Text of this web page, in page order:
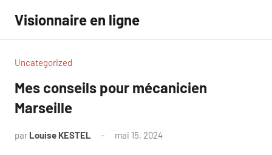
contenu
Visionnaire en ligne
Uncategorized
Mes conseils pour mécanicien
Marseille
par Louise KESTEL mai 15, 2024